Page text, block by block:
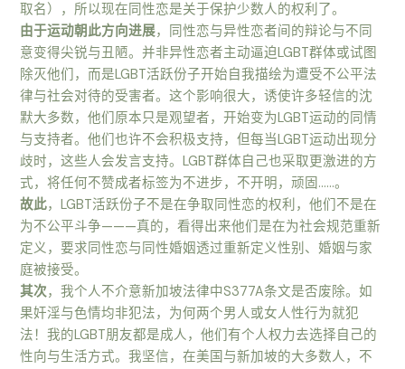
取名），所以现在同性恋是关于保护少数人的权利了。
由于运动朝此方向进展，同性恋与异性恋者间的辩论与不同
意变得尖锐与丑陋。并非异性恋者主动逼迫LGBT群体或试图
除灭他们，而是LGBT活跃份子开始自我描绘为遭受不公平法
律与社会对待的受害者。这个影响很大，诱使许多轻信的沈
默大多数，他们原本只是观望者，开始变为LGBT运动的同情
与支持者。他们也许不会积极支持，但每当LGBT运动出现分
歧时，这些人会发言支持。LGBT群体自己也采取更激进的方
式，将任何不赞成者标签为不进步，不开明，顽固……。
故此，LGBT活跃份子不是在争取同性恋的权利，他们不是在
为不公平斗争———真的，看得出来他们是在为社会规范重新
定义，要求同性恋与同性婚姻透过重新定义性别、婚姻与家
庭被接受。
其次，我个人不介意新加坡法律中S377A条文是否废除。如
果奸淫与色情均非犯法，为何两个男人或女人性行为就犯
法！我的LGBT朋友都是成人，他们有个人权力去选择自己的
性向与生活方式。我坚信，在美国与新加坡的大多数人，不